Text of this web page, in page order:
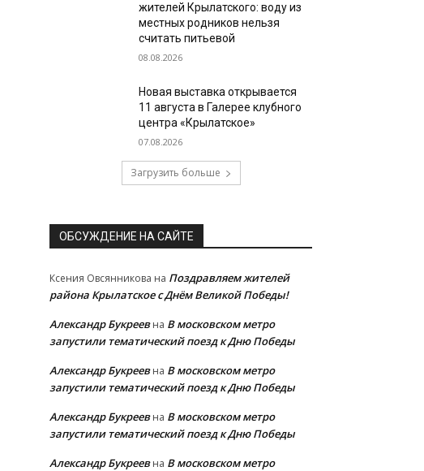
жителей Крылатского: воду из
местных родников нельзя
считать питьевой
08.08.2026
Новая выставка открывается
11 августа в Галерее клубного
центра «Крылатское»
07.08.2026
Загрузить больше
ОБСУЖДЕНИЕ НА САЙТЕ
Ксения Овсянникова на Поздравляем жителей
района Крылатское с Днём Великой Победы!
Александр Букреевна В московском метро
запустили тематический поезд к Дню Победы
Александр Букреевна В московском метро
запустили тематический поезд к Дню Победы
Александр Букреевна В московском метро
запустили тематический поезд к Дню Победы
Александр Букреевна В московском метро